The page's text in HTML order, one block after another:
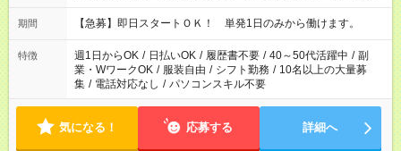
シフト例：8時間～＞ ・10：00～19：00 ・13：00～22：00 ・
22：00～翌6：00 など！是非ご希望をお聞かせください！
期間 【急募】即日スタートＯＫ！ 単発1日のみから働けます。
特徴 週1日からOK / 日払いOK / 履歴書不要 / 40～50代活躍中 / 副
業・WワークOK / 服装自由 / シフト勤務 / 10名以上の大量募
集 / 電話対応なし / パソコンスキル不要
気になる！ 応募する 詳細へ